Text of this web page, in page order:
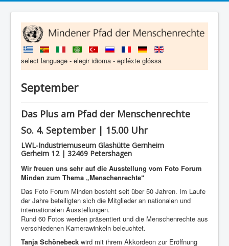
select language - elegir idioma - epiléxte glóssa
September
Das Plus am Pfad der Menschenrechte
So. 4. September | 15.00 Uhr
LWL-Industriemuseum Glashütte Gernheim
Gerheim 12 | 32469 Petershagen
Wir freuen uns sehr auf die Ausstellung vom Foto Forum
Minden zum Thema „Menschenrechte“
Das Foto Forum Minden besteht seit über 50 Jahren. Im Laufe
der Jahre beteiligten sich die Mitglieder an nationalen und
internationalen Ausstellungen.
Rund 60 Fotos werden präsentiert und die Menschenrechte aus
verschiedenen Kamerawinkeln beleuchtet.
Tanja Schönebeck wird mit ihrem Akkordeon zur Eröffnung